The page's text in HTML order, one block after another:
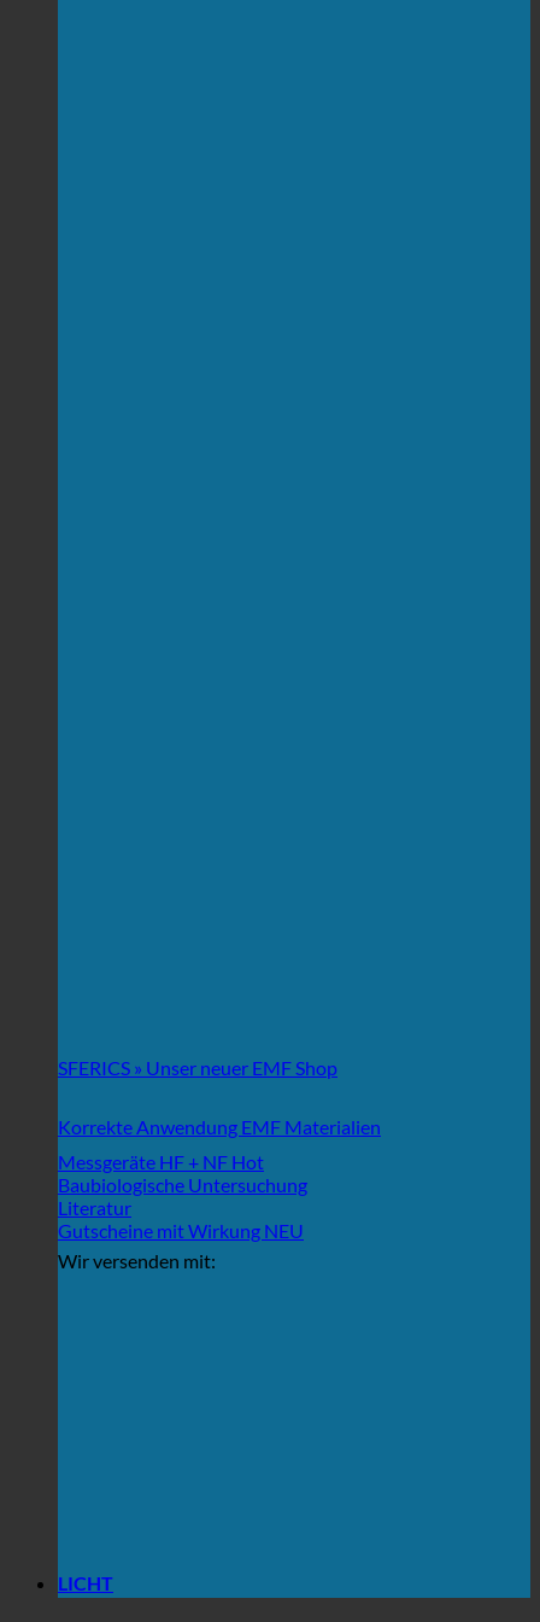
SFERICS » Unser neuer EMF Shop
Korrekte Anwendung EMF Materialien
Messgeräte HF + NF
Baubiologische Untersuchung
Literatur
Gutscheine mit Wirkung
Wir versenden mit:
LICHT